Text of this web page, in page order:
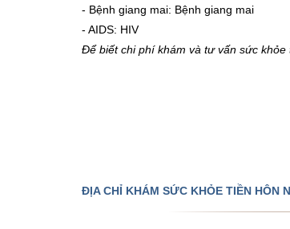
- Bệnh giang mai: Bệnh giang mai
- AIDS: HIV
Để biết chi phí khám và tư vấn sức
ĐỊA CHỈ KHÁM SỨC KHỎE TIỀN HÔN